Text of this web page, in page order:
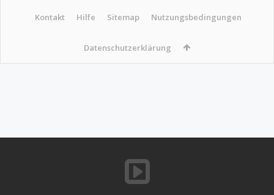
Kontakt Hilfe Sitemap Nutzungsbedingungen
Datenschutzerklärung